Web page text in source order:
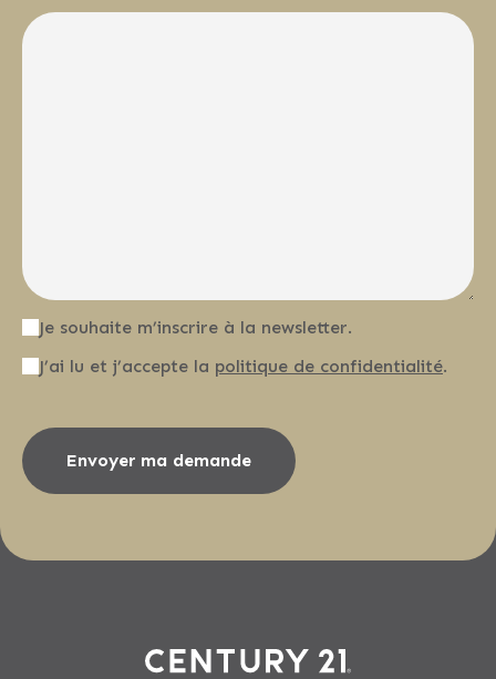
Je souhaite m’inscrire à la newsletter.
J’ai lu et j’accepte la politique de confidentialité.
Envoyer ma demande